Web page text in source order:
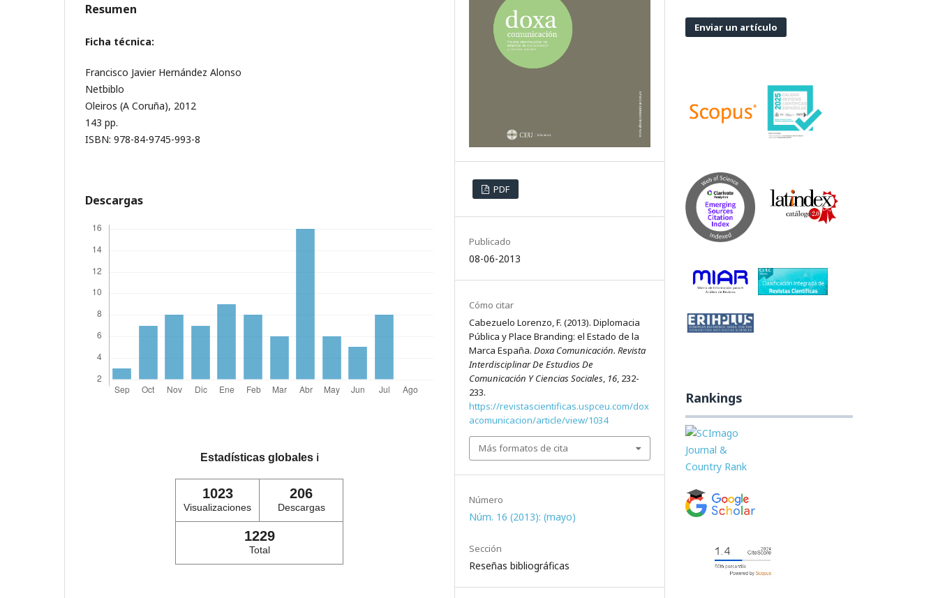
Resumen
Ficha técnica:
Francisco Javier Hernández Alonso
Netbiblo
Oleiros (A Coruña), 2012
143 pp.
ISBN: 978-84-9745-993-8
Descargas
Estadísticas globales ℹ️
1023
Visualizaciones
206
Descargas
1229
Total
PDF
Publicado
08-06-2013
Número
Núm. 16 (2013): (mayo)
Sección
Reseñas bibliográficas
Cómo citar
Cabezuelo Lorenzo, F. (2013). Diplomacia
Pública y Place Branding: el Estado de la
Marca España.Doxa Comunicación. Revista
Interdisciplinar De Estudios De
Comunicación Y Ciencias Sociales, 16, 232-
233.
https://revistascientificas.uspceu.com/dox
acomunicacion/article/view/1034
Más formatos de cita
Enviar un artículo
Rankings